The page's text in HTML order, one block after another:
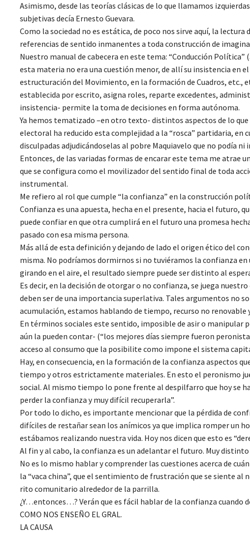
Asimismo, desde las teorías clásicas de lo que llamamos
subjetivas decía Ernesto Guevara.
Como la sociedad no es estática, de poco nos sirve aquí, la
referencias de sentido inmanentes a toda construcción de
Nuestro manual de cabecera en este tema: “Conducción
esta materia no era una cuestión menor, de allí su insistencia en
estructuración del Movimiento, en la formación de Cuadros, etc.,
establecida por escrito, asigna roles, reparte excedentes,
insistencia- permite la toma de decisiones en forma autónoma.
Ya hemos tematizado –en otro texto- distintos aspectos de lo
electoral ha reducido esta complejidad a la “rosca” partidaria, en
disculpadas adjudicándoselas al pobre Maquiavelo que no podía ni
Entonces, de las variadas formas de encarar este tema me atrae
que se configura como el movilizador del sentido final de toda
instrumental.
Me refiero al rol que cumple “la confianza” en la construcción
Confianza es una apuesta, hecha en el presente, hacia el futuro,
puede confiar en que otra cumplirá en el futuro una promesa
pasado con esa misma persona.
Más allá de esta definición y dejando de lado el origen ético del
misma. No podríamos dormirnos si no tuviéramos la confianza en
girando en el aire, el resultado siempre puede ser distinto al
Es decir, en la decisión de otorgar o no confianza, se juega
deben ser de una importancia superlativa. Tales argumentos no
acumulación, estamos hablando de tiempo, recurso no
En términos sociales este sentido, imposible de asir o manipular
aún la pueden contar- (“los mejores días siempre fueron
acceso al consumo que la posibilite como impone el sistema
Hay, en consecuencia, en la formación de la confianza aspectos
tiempo y otros estrictamente materiales. En esto el peronismo
social. Al mismo tiempo lo pone frente al despilfarro que hoy se
perder la confianza y muy difícil recuperarla”.
Por todo lo dicho, es importante mencionar que la pérdida de
difíciles de restañar sean los anímicos ya que implica romper un
estábamos realizando nuestra vida. Hoy nos dicen que esto es
Al fin y al cabo, la confianza es un adelantar el futuro. Muy
No es lo mismo hablar y comprender las cuestiones acerca de
la “vaca china”, que el sentimiento de frustración que se siente
rito comunitario alrededor de la parrilla.
¿Y…entonces…? Verán que es fácil hablar de la confianza cuando
COMO NOS ENSEÑO EL GRAL.
LA CAUSA